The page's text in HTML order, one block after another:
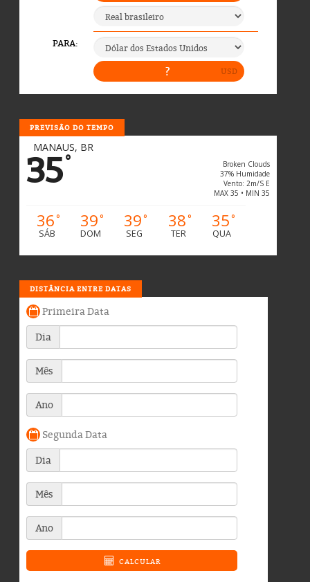
PREVISÃO DO TEMPO
MANAUS, BR
35°
Broken Clouds
37% Humidade
Vento: 2m/s E
MAX 35 • MIN 35
36°
SÁB
39°
DOM
39°
SEG
38°
TER
35°
QUA
DISTÂNCIA ENTRE DATAS